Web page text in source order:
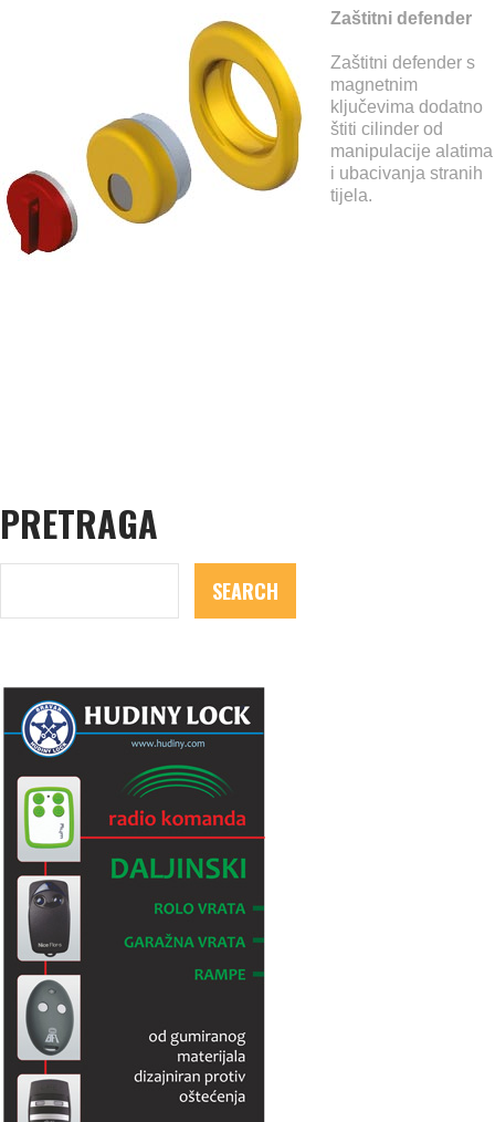
Zaštitni defender
Zaštitni defender s
magnetnim
ključevima dodatno
štiti cilinder od
manipulacije alatima
i ubacivanja stranih
tijela.
PRETRAGA